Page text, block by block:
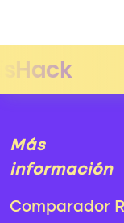
Más
información
Comparador